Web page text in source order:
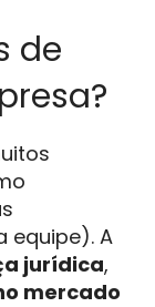
de
equipe). A
jurídica,
mercado